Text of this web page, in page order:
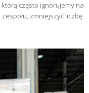
często ignorujemy na
zmniejszyć liczbę